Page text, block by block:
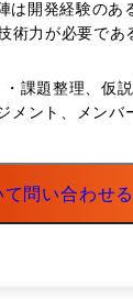
開発経験の
力が必要で
び販売戦略立
スメディア:
・エネルギ
・その他:AI
題整理、仮
ント、メン
問い合わせる